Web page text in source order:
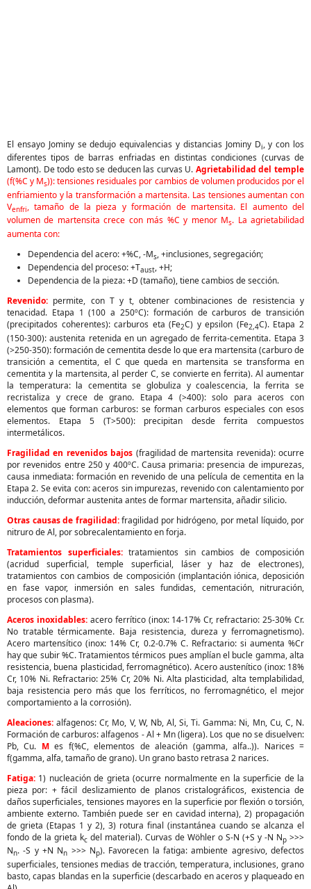
El ensayo Jominy se dedujo equivalencias y distancias Jominy Di, y con los
diferentes tipos de barras enfriadas en distintas condiciones (curvas de
Lamont). De todo esto se deducen las curvas U. Agrietabilidad del temple
(f(%C y Ms)): tensiones residuales por cambios de volumen producidos por el
enfriamiento y la transformación a martensita. Las tensiones aumentan con
Venfri, tamaño de la pieza y formación de martensita. El aumento del
volumen de martensita crece con más %C y menor Ms. La agrietabilidad
aumenta con:
Dependencia del acero: +%C, -Ms, +inclusiones, segregación;
Dependencia del proceso: +Taust, +H;
Dependencia de la pieza: +D (tamaño), tiene cambios de sección.
Revenido: permite, con T y t, obtener combinaciones de resistencia y
tenacidad. Etapa 1 (100 a 250ºC): formación de carburos de transición
(precipitados coherentes): carburos eta (Fe2C) y epsilon (Fe2,4C). Etapa 2
(150-300): austenita retenida en un agregado de ferrita-cementita. Etapa 3
(>250-350): formación de cementita desde lo que era martensita (carburo de
transición a cementita, el C que queda en martensita se transforma en
cementita y la martensita, al perder C, se convierte en ferrita). Al aumentar
la temperatura: la cementita se globuliza y coalescencia, la ferrita se
recristaliza y crece de grano. Etapa 4 (>400): solo para aceros con
elementos que forman carburos: se forman carburos especiales con esos
elementos. Etapa 5 (T>500): precipitan desde ferrita compuestos
intermetálicos.
Fragilidad en revenidos bajos (fragilidad de martensita revenida): ocurre
por revenidos entre 250 y 400ºC. Causa primaria: presencia de impurezas,
causa inmediata: formación en revenido de una película de cementita en la
Etapa 2. Se evita con: aceros sin impurezas, revenido con calentamiento por
inducción, deformar austenita antes de formar martensita, añadir silicio.
Otras causas de fragilidad:fragilidad por hidrógeno, por metal líquido, por
nitruro de Al, por sobrecalentamiento en forja.
Tratamientos superficiales:tratamientos sin cambios de composición
(acridud superficial, temple superficial, láser y haz de electrones),
tratamientos con cambios de composición (implantación iónica, deposición
en fase vapor, inmersión en sales fundidas, cementación, nitruración,
procesos con plasma).
Aceros inoxidables:acero ferrítico (inox: 14-17% Cr, refractario: 25-30% Cr.
No tratable térmicamente. Baja resistencia, dureza y ferromagnetismo).
Acero martensítico (inox: 14% Cr, 0.2-0.7% C. Refractario: si aumenta %Cr
hay que subir %C. Tratamientos térmicos pues amplían el bucle gamma, alta
resistencia, buena plasticidad, ferromagnético). Acero austenítico (inox: 18%
Cr, 10% Ni. Refractario: 25% Cr, 20% Ni. Alta plasticidad, alta templabilidad,
baja resistencia pero más que los ferríticos, no ferromagnético, el mejor
comportamiento a la corrosión).
Aleaciones: alfagenos: Cr, Mo, V, W, Nb, Al, Si, Ti. Gamma: Ni, Mn, Cu, C, N.
Formación de carburos: alfagenos - Al + Mn (ligera). Los que no se disuelven:
Pb, Cu. Mes f(%C, elementos de aleación (gamma, alfa..)). Narices =
f(gamma, alfa, tamaño de grano). Un grano basto retrasa 2 narices.
Fatiga: 1) nucleación de grieta (ocurre normalmente en la superficie de la
pieza por: + fácil deslizamiento de planos cristalográficos, existencia de
daños superficiales, tensiones mayores en la superficie por flexión o torsión,
ambiente externo. También puede ser en cavidad interna), 2) propagación
de grieta (Etapas 1 y 2), 3) rotura final (instantánea cuando se alcanza el
fondo de la grieta kc del material). Curvas de Wöhler o S-N (+S y -N Np >>>
Nn. -S y +N Nn >>> Np). Favorecen la fatiga: ambiente agresivo, defectos
superficiales, tensiones medias de tracción, temperatura, inclusiones, grano
basto, capas blandas en la superficie (descarbado en aceros y plaqueado en